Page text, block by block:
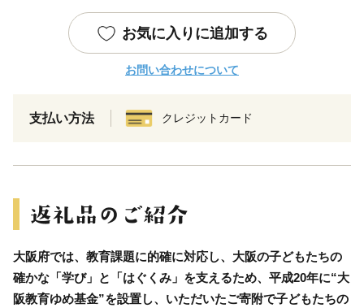
お気に入りに追加する
お問い合わせについて
支払い方法 クレジットカード
大阪府では、教育課題に的確に対応し、大阪の子どもたちの
確かな「学び」と「はぐくみ」を支えるため、平成20年に“大
阪教育ゆめ基金”を設置し、いただいたご寄附で子どもたちの